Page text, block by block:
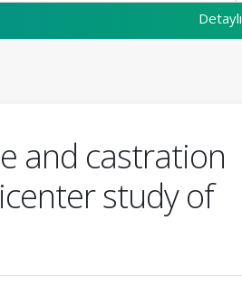
and castration
study of